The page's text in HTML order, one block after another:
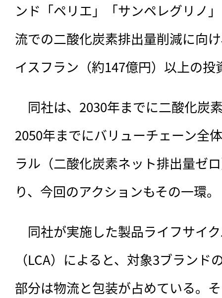
ンド「ペリエ」「サンペレグリノ
流での二酸化炭素排出量削減に向
イスフラン（約147億円）以上の
同社は、 2030年までに二酸化炭
2050年までにバリューチェーン全
ラル（二酸化炭素ネット排出量ゼ
り、今回のアクションもその一環。
同社が実施した製品ライフサイ
（LCA）によると、対象3ブラン
部分は物流と包装が占めている。